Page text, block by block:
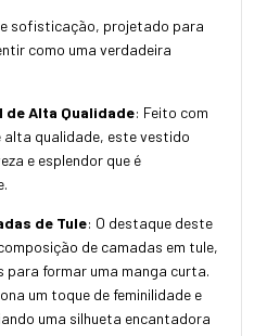
e sofisticação, projetado para
como uma verdadeira
de Alta Qualidade: Feito com
qualidade, este vestido
e esplendor que é
de Tule: O destaque deste
de camadas em tule,
formar uma manga curta.
um toque de feminilidade e
uma silhueta encantadora